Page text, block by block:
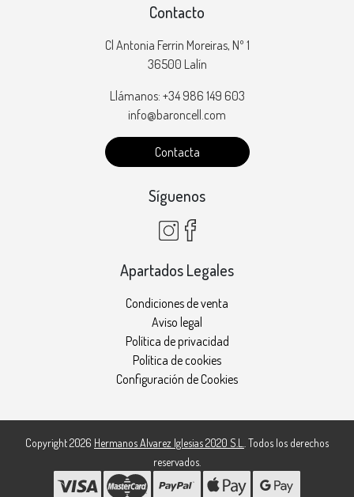
Contacto
Cl Antonia Ferrin Moreiras, Nº 1
36500 Lalín
Llámanos: +34 986 149 603
info@baroncell.com
Contacta
Síguenos
Apartados Legales
Condiciones de venta
Aviso legal
Política de privacidad
Política de cookies
Configuración de Cookies
Copyright 2026 Hermanos Alvarez Iglesias 2020 S.L.
. Todos los derechos
reservados.